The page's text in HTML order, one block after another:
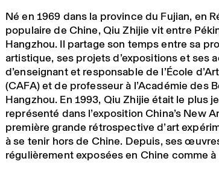
Né en 1969 dans la province du Fujian, en
populaire de Chine, Qiu Zhijie vit entre
Hangzhou. Il partage son temps entre sa
artistique, ses projets d’expositions et ses
d’enseignant et responsable de l’École
(CAFA) et de professeur à l’Académie des
Hangzhou. En 1993, Qiu Zhijie était le plus
représenté dans l’exposition China’s New
première grande rétrospective d’art
à se tenir hors de Chine. Depuis, ses
régulièrement exposées en Chine comme à